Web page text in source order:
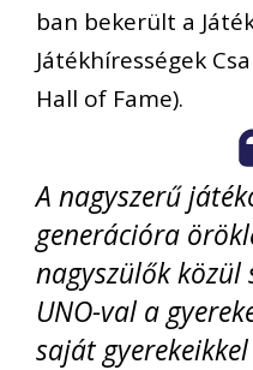
ban bekerült a
Játékhírességek
Hall of Fame).
A nagyszerű
generációra
nagyszülők
UNO-val a
saját